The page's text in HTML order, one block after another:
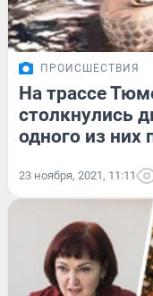
ПРОИСШЕСТВИЯ
На трассе
столкнулись
одного из них
23 ноября, 2021, 11:11